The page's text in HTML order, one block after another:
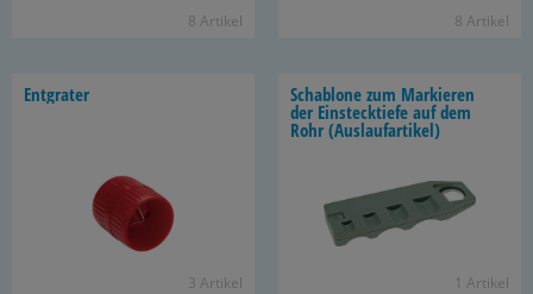
8 Ar­ti­kel 8 Ar­ti­kel
Ent­gra­ter
3 Ar­ti­kel
Scha­blo­ne zum Mar­kie­ren
der Ein­steck­tie­fe auf dem
Rohr (Aus­lauf­ar­ti­kel)
1 Ar­ti­kel